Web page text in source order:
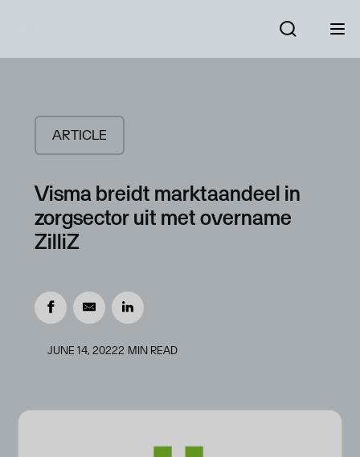
ARTICLE
Visma breidt marktaandeel in
zorgsector uit met overname
ZilliZ
JUNE 14, 20222 MIN READ